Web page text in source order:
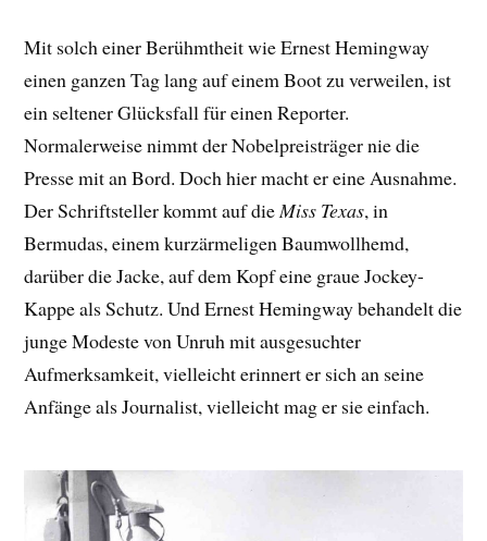
Mit solch einer Berühmtheit wie Ernest Hemingway
einen ganzen Tag lang auf einem Boot zu verweilen, ist
ein seltener Glücksfall für einen Reporter.
Normalerweise nimmt der Nobelpreisträger nie die
Presse mit an Bord. Doch hier macht er eine Ausnahme.
Der Schriftsteller kommt auf die Miss Texas, in
Bermudas, einem kurzärmeligen Baumwollhemd,
darüber die Jacke, auf dem Kopf eine graue Jockey-
Kappe als Schutz. Und Ernest Hemingway behandelt die
junge Modeste von Unruh mit ausgesuchter
Aufmerksamkeit, vielleicht erinnert er sich an seine
Anfänge als Journalist, vielleicht mag er sie einfach.